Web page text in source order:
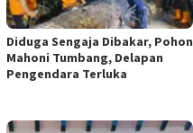
Diduga Sengaja Dibakar, Pohon
Mahoni Tumbang, Delapan
Pengendara Terluka